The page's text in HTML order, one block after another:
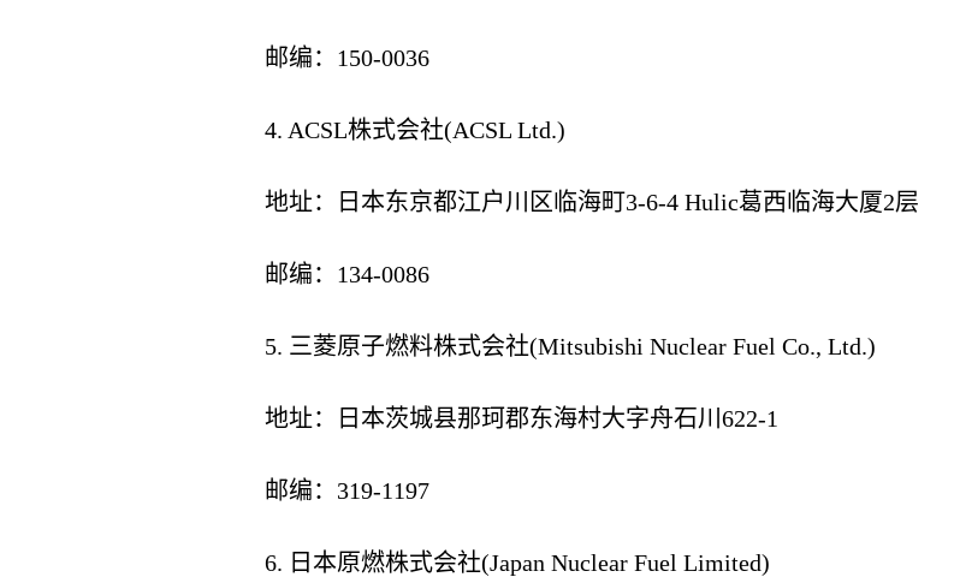
邮编：150-0036
4. ACSL株式会社(ACSL Ltd.)
地址：日本东京都江户川区临海町3-6-4 Hulic葛西临海大厦2层
邮编：134-0086
5. 三菱原子燃料株式会社(Mitsubishi Nuclear Fuel Co., Ltd.)
地址：日本茨城县那珂郡东海村大字舟石川622-1
邮编：319-1197
6. 日本原燃株式会社(Japan Nuclear Fuel Limited)